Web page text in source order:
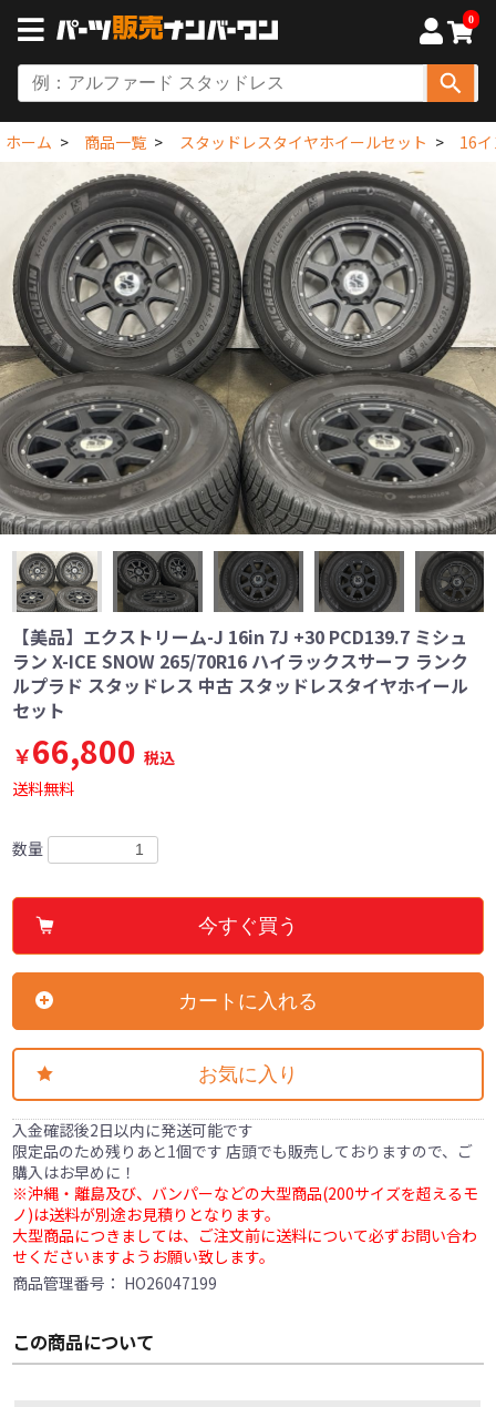
0
ホーム 商品一覧 スタッドレスタイヤホイールセット 16
【美品】エクストリーム-J 16in 7J +30 PCD139.7 ミシュ
ラン X-ICE SNOW 265/70R16 ハイラックスサーフ ランク
ルプラド スタッドレス 中古 スタッドレスタイヤホイール
セット
￥66,800 税込
送料無料
数量
今すぐ買う
カートに入れる
お気に入り
入金確認後2日以内に発送可能です
限定品のため残りあと1個です 店頭でも販売しておりますので、ご
購入はお早めに！
※沖縄・離島及び、バンパーなどの大型商品(200サイズを超えるモ
ノ)は送料が別途お見積りとなります。
大型商品につきましては、ご注文前に送料について必ずお問い合わ
せくださいますようお願い致します。
商品管理番号： HO26047199
この商品について